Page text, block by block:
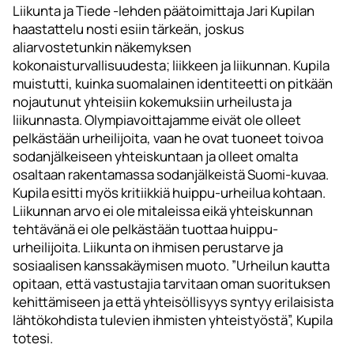
Liikunta ja Tiede -lehden päätoimittaja Jari Kupilan
haastattelu nosti esiin tärkeän, joskus
aliarvostetunkin näkemyksen
kokonaisturvallisuudesta; liikkeen ja liikunnan. Kupila
muistutti, kuinka suomalainen identiteetti on pitkään
nojautunut yhteisiin kokemuksiin urheilusta ja
liikunnasta. Olympiavoittajamme eivät ole olleet
pelkästään urheilijoita, vaan he ovat tuoneet toivoa
sodanjälkeiseen yhteiskuntaan ja olleet omalta
osaltaan rakentamassa sodanjälkeistä Suomi-kuvaa.
Kupila esitti myös kritiikkiä huippu-urheilua kohtaan.
Liikunnan arvo ei ole mitaleissa eikä yhteiskunnan
tehtävänä ei ole pelkästään tuottaa huippu-
urheilijoita. Liikunta on ihmisen perustarve ja
sosiaalisen kanssakäymisen muoto. ”Urheilun kautta
opitaan, että vastustajia tarvitaan oman suorituksen
kehittämiseen ja että yhteisöllisyys syntyy erilaisista
lähtökohdista tulevien ihmisten yhteistyöstä”, Kupila
totesi.